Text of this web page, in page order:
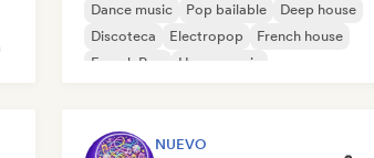
Dance music Pop bailable
Deep house
Discoteca
Electropop
French house
French Pop
House music
NUEVO